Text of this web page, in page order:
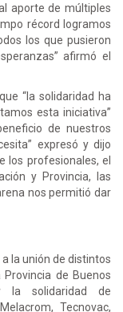
aporte de múltiples
récord logramos
los que pusieron
afirmó el
“la solidaridad ha
esta iniciativa”
de nuestros
expresó y dijo
los profesionales, el
y Provincia, las
nos permitió dar
la unión de distintos
de Buenos
la solidaridad de
Tecnovac,